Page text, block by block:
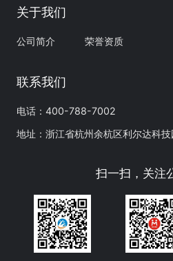
关于我们
公司简介 荣誉资质
联系我们
电话：400-788-7002
地址：浙江省杭州余杭区利尔达科
扫一扫，关注